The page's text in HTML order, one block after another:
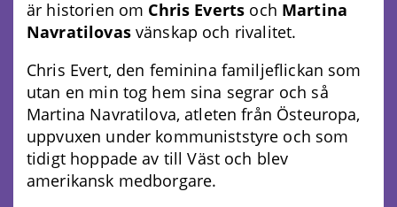
är historien om Chris Everts och Martina
Navratilovasvänskap och rivalitet.
Chris Evert, den feminina familjeflickan som
utan en min tog hem sina segrar och så
Martina Navratilova, atleten från Östeuropa,
uppvuxen under kommuniststyre och som
tidigt hoppade av till Väst och blev
amerikansk medborgare.